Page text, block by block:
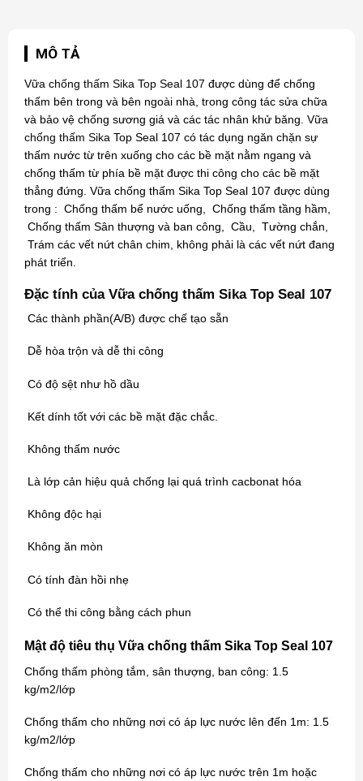
MÔ TẢ
Vữa chống thấm Sika Top Seal 107 được dùng để chống
thấm bên trong và bên ngoài nhà, trong công tác sửa chữa
và bảo vệ chống sương giá và các tác nhân khử băng. Vữa
chống thấm Sika Top Seal 107 có tác dụng ngăn chặn sự
thấm nước từ trên xuống cho các bề mặt nằm ngang và
chống thấm từ phía bề mặt được thi công cho các bề mặt
thẳng đứng. Vữa chống thấm Sika Top Seal 107 được dùng
trong : Chống thấm bể nước uống, Chống thấm tầng hầm,
Chống thấm Sân thượng và ban công, Cầu, Tường chắn,
Trám các vết nứt chân chim, không phải là các vết nứt đang
phát triển.
Đặc tính của Vữa chống thấm Sika Top Seal 107
Các thành phần(A/B) được chế tạo sẵn
Dễ hòa trộn và dễ thi công
Có độ sệt như hồ dầu
Kết dính tốt với các bề mặt đặc chắc.
Không thấm nước
Là lớp cản hiệu quả chống lại quá trình cacbonat hóa
Không độc hại
Không ăn mòn
Có tính đàn hồi nhẹ
Có thể thi công bằng cách phun
Mật độ tiêu thụ Vữa chống thấm Sika Top Seal 107
Chống thấm phòng tắm, sân thượng, ban công: 1.5
kg/m2/lớp
Chống thấm cho những nơi có áp lực nước lên đến 1m: 1.5
kg/m2/lớp
Chống thấm cho những nơi có áp lực nước trên 1m hoặc